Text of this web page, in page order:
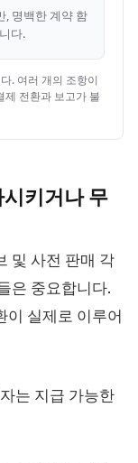
, 명백한 계약 함
다.
. 여러 개의 조항이
제 전환과 보고가 불
키거나 무
및 사전 판매 각
은 중요합니다.
이 실제로 이루어
는 지급 가능한